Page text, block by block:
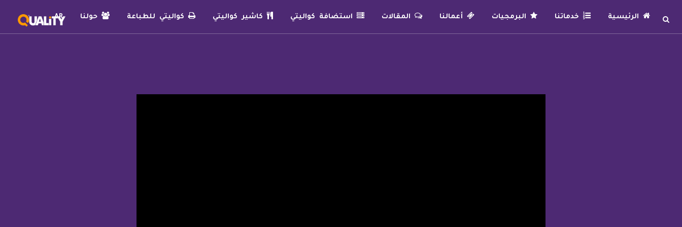
الرئيسية خدماتنا البرمجيات أعمالنا المقالات استضافة كواليتي كاشير كواليتي كواليتي للطباعة حولنا AR